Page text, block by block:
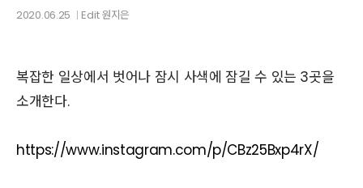
2020.06.25 Edit원지은
복잡한 일상에서 벗어나 잠시 사색에 잠길 수 있는 3곳을
소개한다.
https://www.instagram.com/p/CBz25Bxp4rX/